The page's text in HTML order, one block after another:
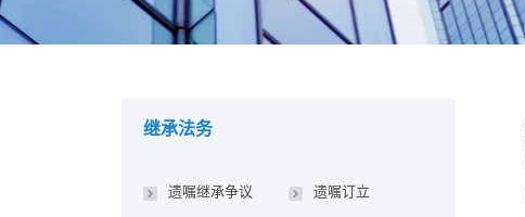
继承法务
遗嘱继承争议 遗嘱订立